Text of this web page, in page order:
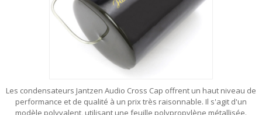
Les condensateurs Jantzen Audio Cross Cap offrent un haut niveau de
performance et de qualité à un prix très raisonnable. Il s'agit d'un
modèle polyvalent, utilisant une feuille polypropylène métallisée.